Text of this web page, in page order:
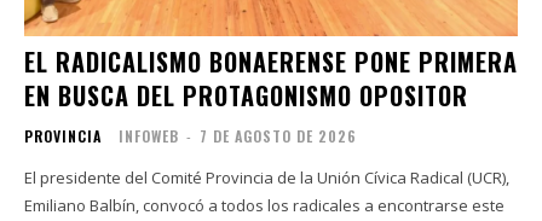
EL RADICALISMO BONAERENSE PONE PRIMERA
EN BUSCA DEL PROTAGONISMO OPOSITOR
PROVINCIA INFOWEB - 7 DE AGOSTO DE 2026
El presidente del Comité Provincia de la Unión Cívica Radical (UCR),
Emiliano Balbín, convocó a todos los radicales a encontrarse este